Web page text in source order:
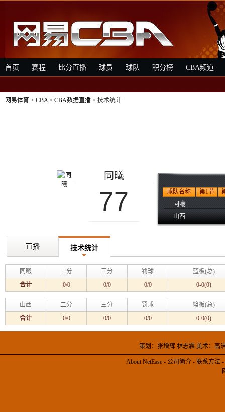
首页 赛程 比分直播 球员 球队 积分榜 CBA频道
网易体育 > CBA> CBA数据直播 > 技术统计
同曦
77 球队名称 第1节
同曦
山西
直播 技术统计
同曦 二分 三分 罚球
篮板(总)
合计
0/0 0/0 0/0 0-0(0)
山西 二分 三分 罚球
篮板(总)
合计
0/0 0/0 0/0 0-0(0)
策划：张增辉 林志霖 美术：
About NetEase - 公司简介 - 联系方法 -